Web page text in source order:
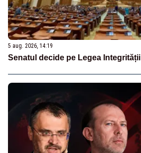
5 aug. 2026, 14:19
Senatul decide pe Legea Integrității